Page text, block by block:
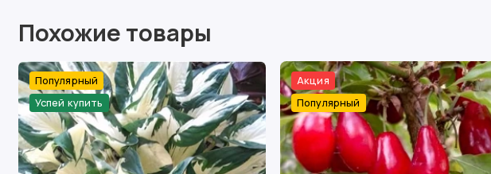
Похожие товары
Популярный
Успей купить
Акция
Популярный